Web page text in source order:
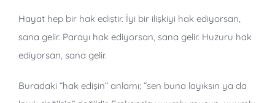
Hayat hep bir hak ediştir. İyi bir ilişkiyi hak ediyorsan,
sana gelir. Parayı hak ediyorsan, sana gelir. Huzuru hak
ediyorsan, sana gelir.
Buradaki “hak edişin” anlamı; “sen buna layıksın ya da